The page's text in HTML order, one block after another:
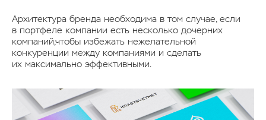
Архитектура бренда необходима в том случае, если
в портфеле компании есть несколько дочерних
компаний,чтобы избежать нежелательной
конкуренции между компаниями и сделать
их максимально эффективными.